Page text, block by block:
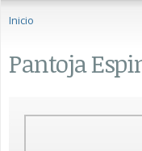
Inicio
Pantoja